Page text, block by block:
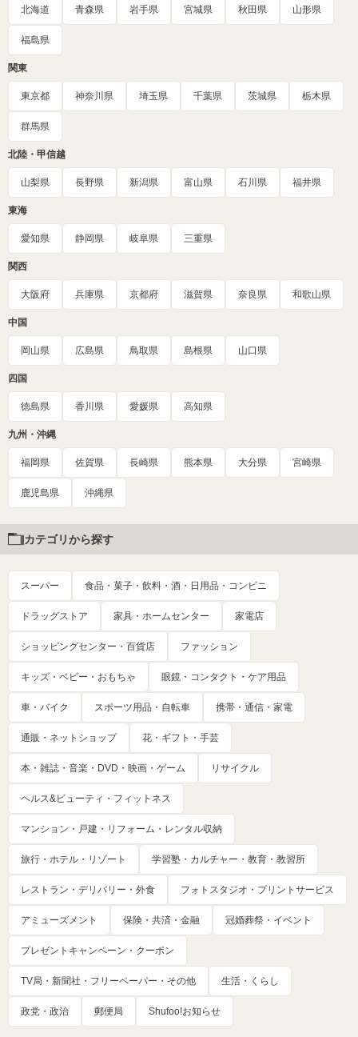
北海道 青森県 岩手県 宮城県 秋田県 山形県
福島県
関東
東京都 神奈川県 埼玉県 千葉県 茨城県 栃木県
群馬県
北陸・甲信越
山梨県 長野県 新潟県 富山県 石川県 福井県
東海
愛知県 静岡県 岐阜県 三重県
関西
大阪府 兵庫県 京都府 滋賀県 奈良県 和歌山県
中国
岡山県 広島県 鳥取県 島根県 山口県
四国
徳島県 香川県 愛媛県 高知県
九州・沖縄
福岡県 佐賀県 長崎県 熊本県 大分県 宮崎県
鹿児島県 沖縄県
カテゴリから探す
スーパー 食品・菓子・飲料・酒・日用品・コンビニ
ドラッグストア 家具・ホームセンター 家電店
ショッピングセンター・百貨店 ファッション
キッズ・ベビー・おもちゃ 眼鏡・コンタクト・ケア用品
車・バイク スポーツ用品・自転車 携帯・通信・家電
通販・ネットショップ 花・ギフト・手芸
本・雑誌・音楽・DVD・映画・ゲーム リサイクル
ヘルス&ビューティ・フィットネス
マンション・戸建・リフォーム・レンタル収納
旅行・ホテル・リゾート 学習塾・カルチャー・教育・教習所
レストラン・デリバリー・外食 フォトスタジオ・プリントサービス
アミューズメント 保険・共済・金融 冠婚葬祭・イベント
プレゼントキャンペーン・クーポン
TV局・新聞社・フリーペーパー・その他 生活・くらし
政党・政治 郵便局 Shufoo!お知らせ